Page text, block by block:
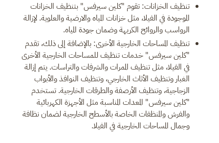
تنظيف الخزانات: تقوم "كلين سيرفس" بتنظيف الخزانات
الموجودة في الفيلا، مثل خزانات المياه والارضية والعلوية. لإزالة
الرواسب والروائح الكريهة وضمان جودة المياه.
تنظيف المساحات الخارجية الأخرى: بالإضافة إلى ذلك، تقدم
"كلين سيرفس" خدمات تنظيف للمساحات الخارجية الأخرى
في الفيلا، مثل تنظيف الممرات والشرفات والتراسات. يتم إزالة
الغبار وتنظيف الأثاث الخارجي، وتنظيف النوافذ والأبواب
الزجاجية، وتنظيف الأرصفة والطرقات الخارجية. تستخدم
"كلين سيرفس" المعدات المناسبة مثل الأجهزة الكهربائية
والفرش والمنظفات الخاصة بالأسطح الخارجية لضمان نظافة
وجمال المساحات الخارجية في الفيلا.